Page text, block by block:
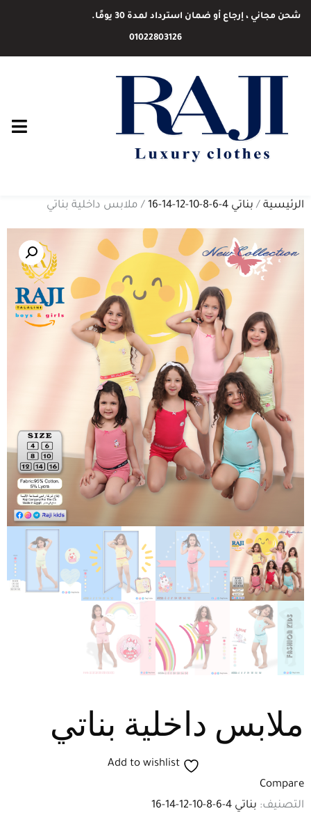
شحن مجاني ، إرجاع أو ضمان استرداد لمدة 30 يومًا.
01022803126
الرئيسية / بناتي 4-6-8-10-12-14-16 / ملابس داخلية بناتي
ملابس داخلية بناتي
Add to wishlist
Compare
التصنيف: بناتي 4-6-8-10-12-14-16